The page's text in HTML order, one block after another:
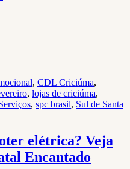
, CDL Criciúma,
, lojas de criciúma,
, spc brasil, Sul de Santa
elétrica? Veja
Encantado